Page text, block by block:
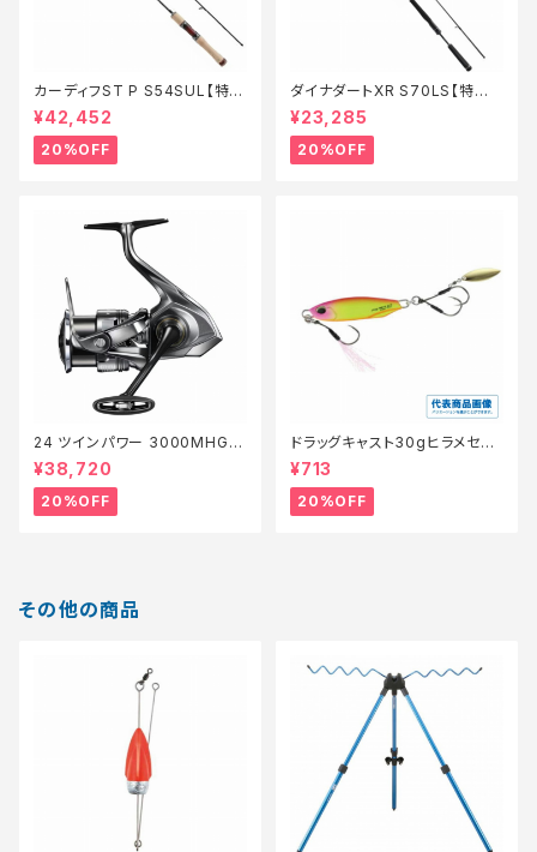
カーディフST P S54SUL【特価
ロッド】【20】
¥42,452
20%OFF
ダイナダートXR S70LS【特価
ロッド】【20】
¥23,285
20%OFF
24 ツインパワー 3000MHG
【特価リール】【20】
¥38,720
20%OFF
ドラッグキャスト30gヒラメセレ
クション【特価ルアー】【20】
¥713
20%OFF
その他の商品